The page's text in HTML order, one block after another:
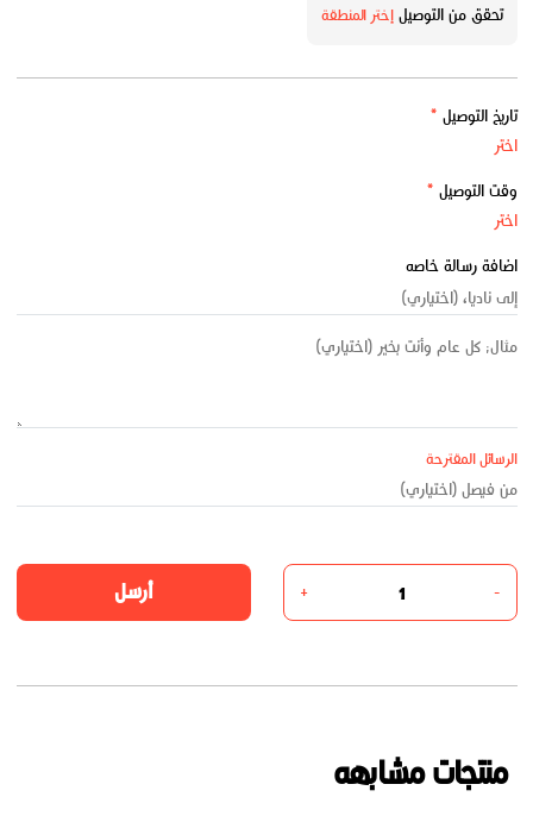
تحقق من التوصيلإختر المنطقة
تاريخ التوصيل *
وقت التوصيل *
اضافة رسالة خاصه
الرسائل المقترحة
-
+ أرسل
منتجات مشابهه